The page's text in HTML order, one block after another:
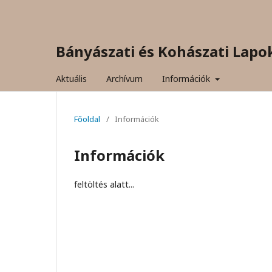
Bányászati és Kohászati
Aktuális Archívum Információk
Főoldal / Információk
Információk
feltöltés alatt...